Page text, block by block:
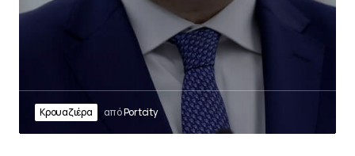
Κρουαζιέρα απόPortcity